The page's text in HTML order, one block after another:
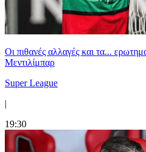
Οι πιθανές αλλαγές και τα...
Μεντιλίμπαρ
Super League
|
19:30